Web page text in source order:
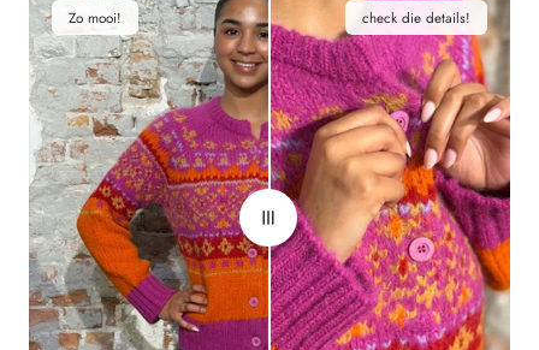
Zo mooi! check die details!